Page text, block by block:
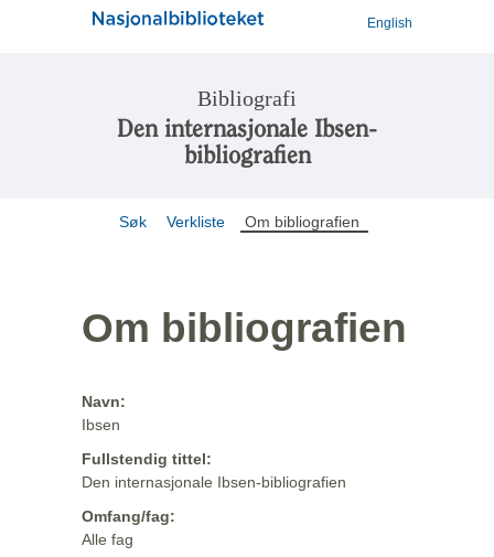
English
Bibliografi
Den internasjonale Ibsen-
bibliografien
Søk Verkliste Om bibliografien
Om bibliografien
Navn:
Ibsen
Fullstendig tittel:
Den internasjonale Ibsen-bibliografien
Omfang/fag:
Alle fag